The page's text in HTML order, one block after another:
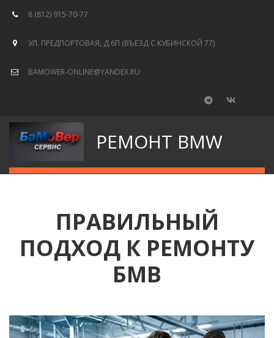
8 (812) 915-70-77
УЛ. ПРЕДПОРТОВАЯ, Д.6П (ВЪЕЗД С КУБИНСКОЙ 77)
BAMOWER-ONLINE@YANDEX.RU
РЕМОНТ BMW
ПРАВИЛЬНЫЙ
ПОДХОД К РЕМОНТУ
БМВ